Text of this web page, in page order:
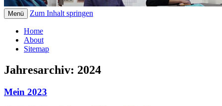
Menü Zum Inhalt springen
Home
About
Sitemap
Jahresarchiv: 2024
Mein 2023